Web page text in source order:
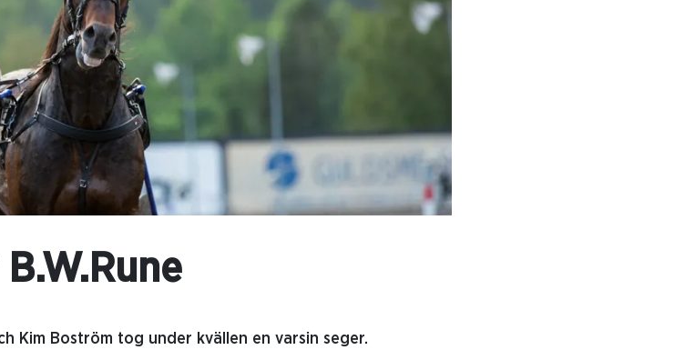
Kim Boström tog under kvällen en varsin seger.